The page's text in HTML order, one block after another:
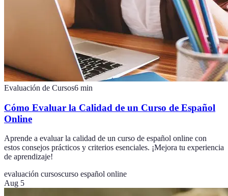
Evaluación de Cursos6 min
Cómo Evaluar la Calidad de un Curso de Español
Online
Aprende a evaluar la calidad de un curso de español online con
estos consejos prácticos y criterios esenciales. ¡Mejora tu experiencia
de aprendizaje!
evaluación cursoscurso español online
Aug 5